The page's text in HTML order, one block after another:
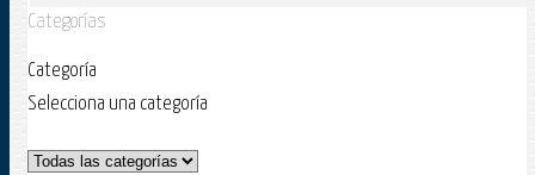
Categorías
Categoría
Selecciona una categoría